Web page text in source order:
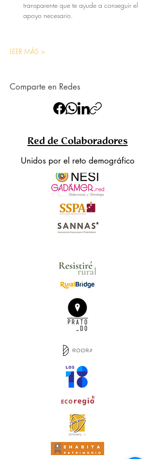
transparente que te ayude a conseguir el
apoyo necesario.
LEER MÁS >
Comparte en Redes
Red de Colaboradores
Unidos por el reto demográfico